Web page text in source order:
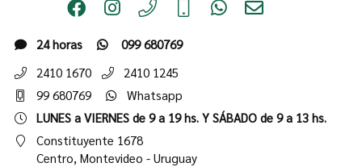
24 horas
099 680769
2410 1670
2410 1245
99 680769
Whatsapp
LUNES a VIERNES de 9 a 19 hs. Y SÁBADO de 9 a 13 hs.
Constituyente 1678
Centro, Montevideo - Uruguay